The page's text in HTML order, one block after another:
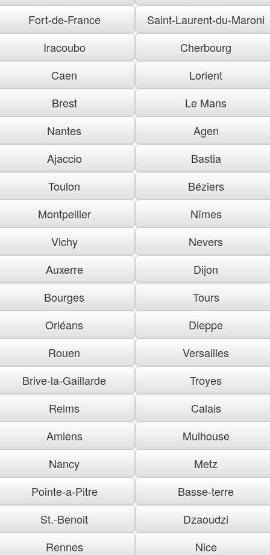
Fort-de-France
Saint-Laurent-du-Maroni
Iracoubo
Cherbourg
Caen
Lorient
Brest
Le Mans
Nantes
Agen
Ajaccio
Bastia
Toulon
Béziers
Montpellier
Nîmes
Vichy
Nevers
Auxerre
Dijon
Bourges
Tours
Orléans
Dieppe
Rouen
Versailles
Brive-la-Gaillarde
Troyes
Reims
Calais
Amiens
Mulhouse
Nancy
Metz
Pointe-a-Pitre
Basse-terre
St.-Benoit
Dzaoudzi
Rennes
Nice